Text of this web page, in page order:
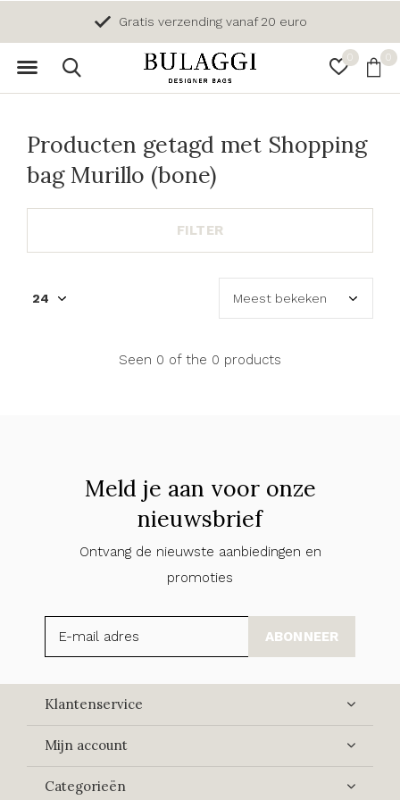
0 0
Gratis verzending vanaf 20 euro
Producten getagd met Shopping
bag Murillo (bone)
FILTER
Seen 0 of the 0 products
Meld je aan voor onze
nieuwsbrief
Ontvang de nieuwste aanbiedingen en
promoties
ABONNEER
Klantenservice
Mijn account
Categorieën